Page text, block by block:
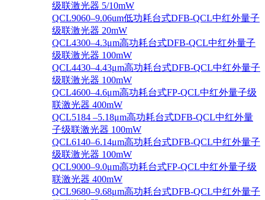
级联激光器 5/10mW
QCL9060–9.06um低功耗台式DFB-QCL中红外量子
级联激光器 20mW
QCL4300–4.3μm高功耗台式DFB-QCL中红外量子
级联激光器 100mW
QCL4430–4.43μm高功耗台式DFB-QCL中红外量子
级联激光器 100mW
QCL4600–4.6μm高功耗台式FP-QCL中红外量子级
联激光器 400mW
QCL5184 –5.18μm高功耗台式DFB-QCL中红外量
子级联激光器 100mW
QCL6140–6.14μm高功耗台式DFB-QCL中红外量子
级联激光器 100mW
QCL9000–9.0μm高功耗台式FP-QCL中红外量子级
联激光器 400mW
QCL9680–9.68μm高功耗台式DFB-QCL中红外量子